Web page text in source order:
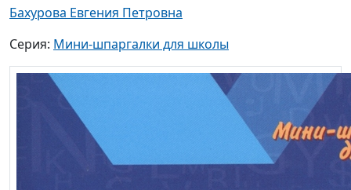
Бахурова Евгения Петровна
Серия: Мини-шпаргалки для школы